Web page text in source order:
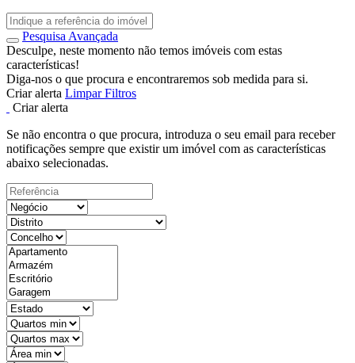
Pesquisa Avançada
Desculpe, neste momento não temos imóveis com estas
características!
Diga-nos o que procura e encontraremos sob medida para si.
Criar alerta Limpar Filtros
Criar alerta
Se não encontra o que procura, introduza o seu email para receber
notificações sempre que existir um imóvel com as características
abaixo selecionadas.